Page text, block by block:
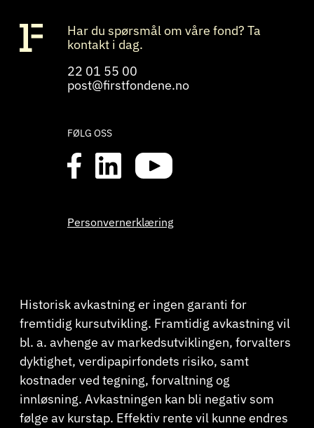
Har du spørsmål om våre fond? Ta
kontakt i dag.
22 01 55 00
post@firstfondene.no
FØLG OSS
Personvernerklæring
Historisk avkastning er ingen garanti for
fremtidig kursutvikling. Framtidig avkastning vil
bl. a. avhenge av markedsutviklingen, forvalters
dyktighet, verdipapirfondets risiko, samt
kostnader ved tegning, forvaltning og
innløsning. Avkastningen kan bli negativ som
følge av kurstap. Effektiv rente vil kunne endres